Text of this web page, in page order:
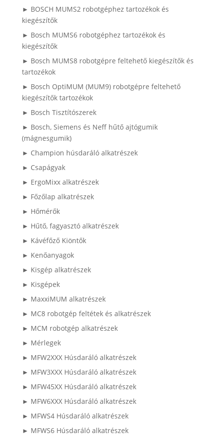
► BOSCH MUMS2 robotgéphez tartozékok és
kiegészítők
► Bosch MUMS6 robotgéphez tartozékok és
kiegészítők
► Bosch MUMS8 robotgépre feltehető kiegészítők és
tartozékok
► Bosch OptiMUM (MUM9) robotgépre feltehető
kiegészítők tartozékok
► Bosch Tisztítószerek
► Bosch, Siemens és Neff hűtő ajtógumik
(mágnesgumik)
► Champion húsdaráló alkatrészek
► Csapágyak
► ErgoMixx alkatrészek
► Főzőlap alkatrészek
► Hőmérők
► Hűtő, fagyasztó alkatrészek
► Kávéfőző Kiöntők
► Kenőanyagok
► Kisgép alkatrészek
► Kisgépek
► MaxxiMUM alkatrészek
► MC8 robotgép feltétek és alkatrészek
► MCM robotgép alkatrészek
► Mérlegek
► MFW2XXX Húsdaráló alkatrészek
► MFW3XXX Húsdaráló alkatrészek
► MFW45XX Húsdaráló alkatrészek
► MFW6XXX Húsdaráló alkatrészek
► MFWS4 Húsdaráló alkatrészek
► MFWS6 Húsdaráló alkatrészek